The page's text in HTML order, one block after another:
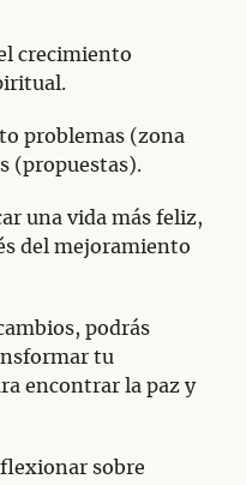
crecimiento
problemas (zona
(propuestas).
una vida más feliz,
del mejoramiento
podrás
tu
encontrar la paz y
sobre